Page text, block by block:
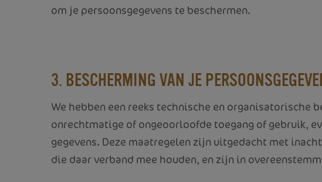
om je persoonsgegevens te beschermen.
3. BESCHERMING VAN JE
We hebben een reeks technische en organisatorische
onrechtmatige of ongeoorloofde toegang of gebruik,
gegevens. Deze maatregelen zijn uitgedacht met
die daar verband mee houden, en zijn in